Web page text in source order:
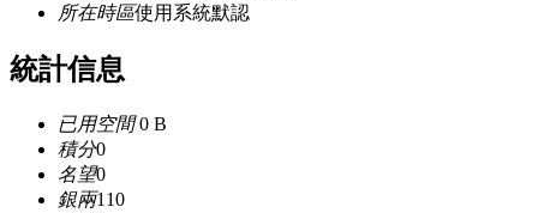
所在時區使用系統默認
統計信息
已用空間0 B
積分0
名望0
銀兩110